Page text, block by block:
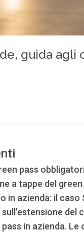
pass
a tappe del
in azienda: il caso
del
in azienda. Le